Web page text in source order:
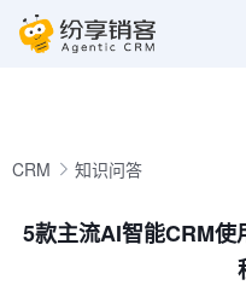
CRM 知识问答
5款主流AI智能CRM使